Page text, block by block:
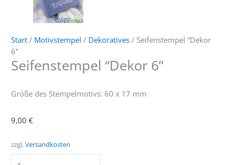
Start / Motivstempel / Dekoratives / Seifenstempel “Dekor
6”
Seifenstempel “Dekor 6”
Größe des Stempelmotivs: 60 x 17 mm
9,00€
zzgl.Versandkosten